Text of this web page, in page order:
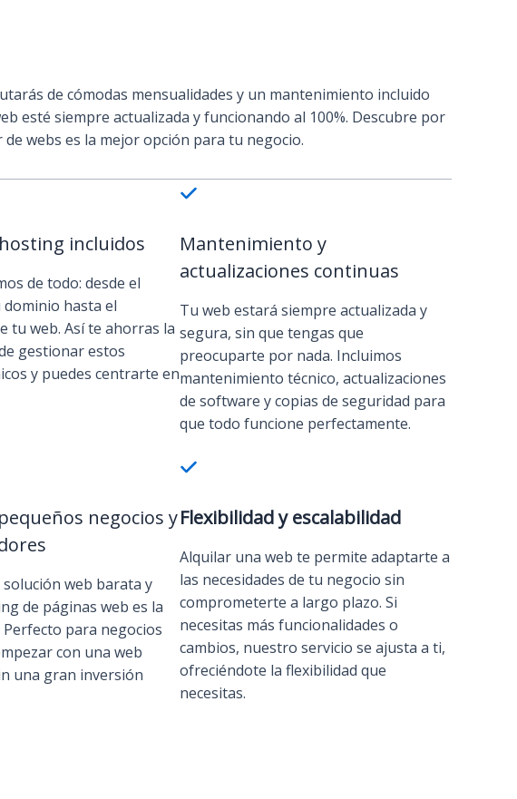
de cómodas mensualidades y un mantenimiento incluido
esté siempre actualizada y funcionando al 100%. Descubre por
de webs es la mejor opción para tu negocio.
incluidos
de todo: desde el
hasta el
tu web. Así te ahorras la
gestionar estos
y puedes centrarte en
Mantenimiento y
actualizaciones continuas
Tu web estará siempre actualizada y
segura, sin que tengas que
preocuparte por nada. Incluimos
mantenimiento técnico, actualizaciones
de software y copias de seguridad para
que todo funcione perfectamente.
negocios y
solución web barata y
de páginas web es la
para negocios
con una web
una gran inversión
Flexibilidad y escalabilidad
Alquilar una web te permite adaptarte a
las necesidades de tu negocio sin
comprometerte a largo plazo. Si
necesitas más funcionalidades o
cambios, nuestro servicio se ajusta a ti,
ofreciéndote la flexibilidad que
necesitas.